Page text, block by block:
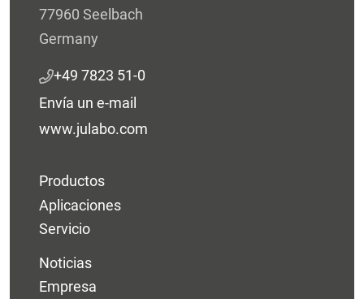
77960 Seelbach
Germany
+49 7823 51-0
Envía un e-mail
www.julabo.com
Productos
Aplicaciones
Servicio
Noticias
Empresa